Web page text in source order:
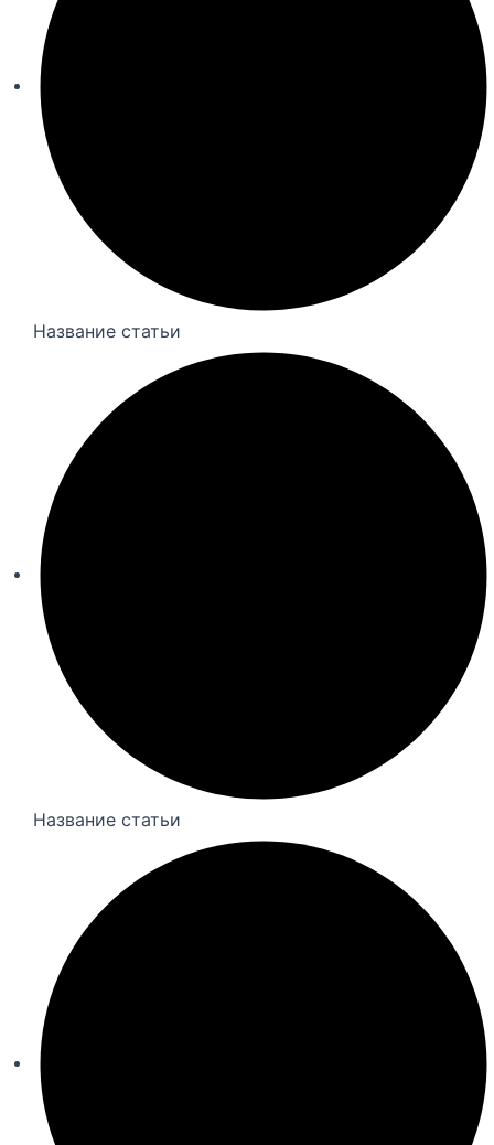
Название статьи
Название статьи